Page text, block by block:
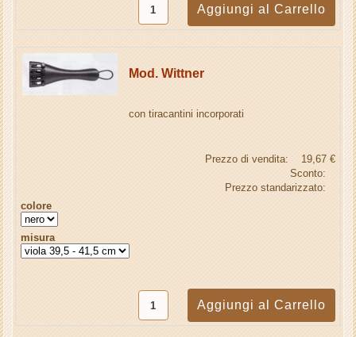
Mod. Wittner
con tiracantini incorporati
Prezzo di vendita:
19,67 €
Sconto:
Prezzo standarizzato:
colore
misura